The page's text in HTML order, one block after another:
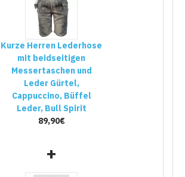
Kurze Herren Lederhose
mit beidseitigen
Messertaschen und
Leder Gürtel,
Cappuccino, Büffel
Leder, Bull Spirit
89,90€
+